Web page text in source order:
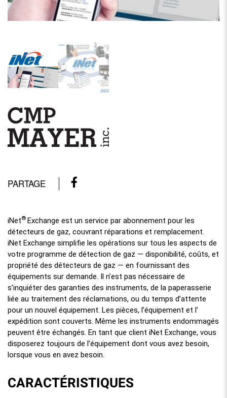
PARTAGE
iNet® Exchange est un service par abonnement pour les
détecteurs de gaz, couvrant réparations et remplacement.
iNet Exchange simplifie les opérations sur tous les aspects de
votre programme de détection de gaz — disponibilité, coûts, et
propriété des détecteurs de gaz — en fournissant des
équipements sur demande. Il n’est pas nécessaire de
s’inquiéter des garanties des instruments, de la paperasserie
liée au traitement des réclamations, ou du temps d’attente
pour un nouvel équipement. Les pièces, l’équipement et l’
expédition sont couverts. Même les instruments endommagés
peuvent être échangés. En tant que client iNet Exchange, vous
disposerez toujours de l’équipement dont vous avez besoin,
lorsque vous en avez besoin.
CARACTÉRISTIQUES